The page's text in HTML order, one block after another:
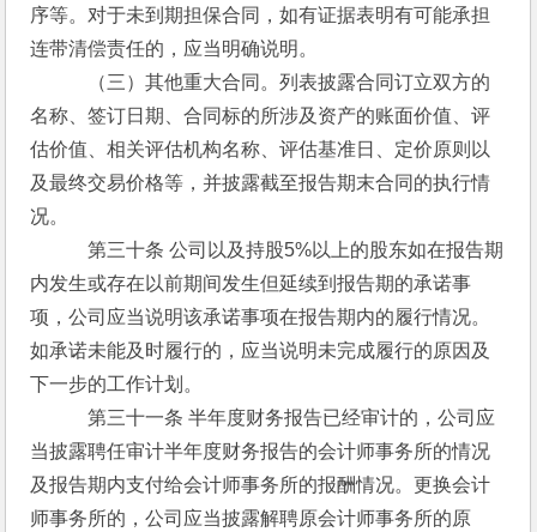
序等。对于未到期担保合同，如有证据表明有可能承担
连带清偿责任的，应当明确说明。
（三）其他重大合同。列表披露合同订立双方的
名称、签订日期、合同标的所涉及资产的账面价值、评
估价值、相关评估机构名称、评估基准日、定价原则以
及最终交易价格等，并披露截至报告期末合同的执行情
况。
第三十条 公司以及持股5%以上的股东如在报告期
内发生或存在以前期间发生但延续到报告期的承诺事
项，公司应当说明该承诺事项在报告期内的履行情况。
如承诺未能及时履行的，应当说明未完成履行的原因及
下一步的工作计划。
第三十一条 半年度财务报告已经审计的，公司应
当披露聘任审计半年度财务报告的会计师事务所的情况
及报告期内支付给会计师事务所的报酬情况。更换会计
师事务所的，公司应当披露解聘原会计师事务所的原